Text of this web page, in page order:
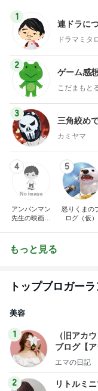
1
連ドラに
ドラマミタ
2
ゲーム感
こだまもと
3
三角絞め
カミヤマ
4
アンパンマン
先生の映画講
5
怒りくまの
ログ（仮）
もっと見る
トップブロガー
美容
1
（旧アカ
ブログ【
社売却セ
エマの日記
2
リトルミ